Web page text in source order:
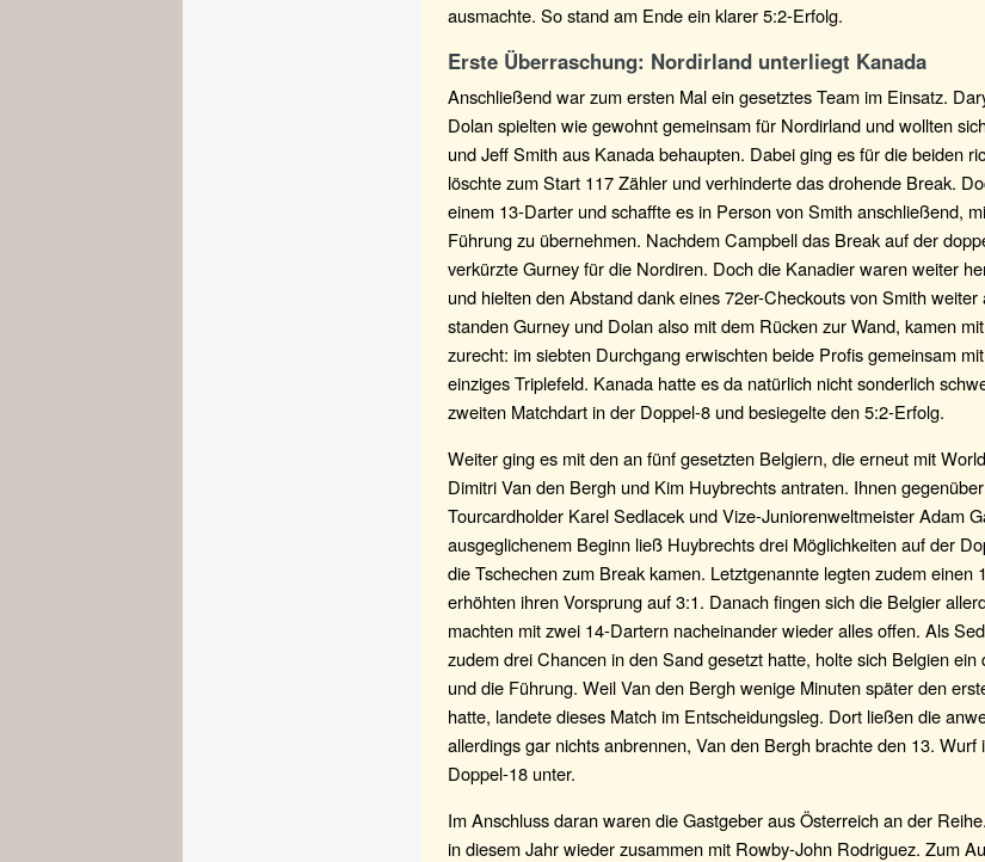
ausmachte. So stand am Ende ein klarer 5:2-Erfolg.
Erste Überraschung: Nordirland unterliegt Kanada
Anschließend war zum ersten Mal ein gesetztes Team im Einsatz.
Dolan spielten wie gewohnt gemeinsam für Nordirland und wollten
und Jeff Smith aus Kanada behaupten. Dabei ging es für die beiden
löschte zum Start 117 Zähler und verhinderte das drohende Break.
einem 13-Darter und schaffte es in Person von Smith anschließend,
Führung zu übernehmen. Nachdem Campbell das Break auf der
verkürzte Gurney für die Nordiren. Doch die Kanadier waren weiter
und hielten den Abstand dank eines 72er-Checkouts von Smith
standen Gurney und Dolan also mit dem Rücken zur Wand, kamen
zurecht: im siebten Durchgang erwischten beide Profis gemeinsam
einziges Triplefeld. Kanada hatte es da natürlich nicht sonderlich
zweiten Matchdart in der Doppel-8 und besiegelte den 5:2-Erfolg.
Weiter ging es mit den an fünf gesetzten Belgiern, die erneut mit
Dimitri Van den Bergh und Kim Huybrechts antraten. Ihnen
Tourcardholder Karel Sedlacek und Vize-Juniorenweltmeister Adam
ausgeglichenem Beginn ließ Huybrechts drei Möglichkeiten auf der
die Tschechen zum Break kamen. Letztgenannte legten zudem einen
erhöhten ihren Vorsprung auf 3:1. Danach fingen sich die Belgier
machten mit zwei 14-Dartern nacheinander wieder alles offen. Als
zudem drei Chancen in den Sand gesetzt hatte, holte sich Belgien
und die Führung. Weil Van den Bergh wenige Minuten später den
hatte, landete dieses Match im Entscheidungsleg. Dort ließen die
allerdings gar nichts anbrennen, Van den Bergh brachte den 13. Wurf
Doppel-18 unter.
Im Anschluss daran waren die Gastgeber aus Österreich an der
in diesem Jahr wieder zusammen mit Rowby-John Rodriguez. Zum